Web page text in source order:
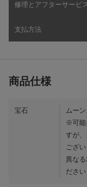
修理とアフターサービ
支払方法
宝石
ムー
※可能
すが
ござ
異な
ださい